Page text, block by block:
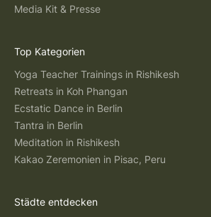
Media Kit & Presse
Top Kategorien
Yoga Teacher Trainings in Rishikesh
Retreats in Koh Phangan
Ecstatic Dance in Berlin
Tantra in Berlin
Meditation in Rishikesh
Kakao Zeremonien in Pisac, Peru
Städte entdecken